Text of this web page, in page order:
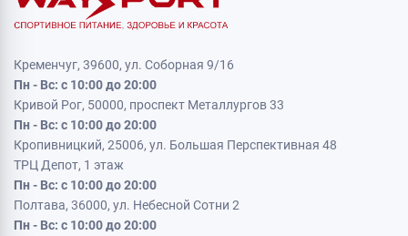
Кременчуг, 39600, ул. Соборная 9/16
Пн - Вс: с 10:00 до 20:00
Кривой Рог, 50000, проспект Металлургов 33
Пн - Вс: с 10:00 до 20:00
Кропивницкий, 25006, ул. Большая Перспективная 48
ТРЦ Депот, 1 этаж
Пн - Вс: с 10:00 до 20:00
Полтава, 36000, ул. Небесной Сотни 2
Пн - Вс: с 10:00 до 20:00